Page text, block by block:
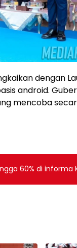
dengan
android.
mencoba
60% di informa